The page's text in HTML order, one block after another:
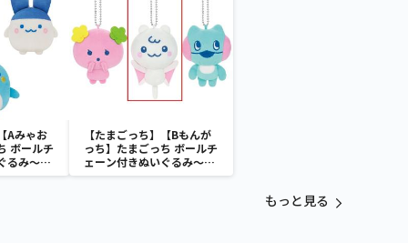
Aみゃお
ボールチ
るみ～
～
【たまごっち】【Bもんが
っち】たまごっち ボールチ
ェーン付きぬいぐるみ～
Tamagotchi Paradise～
もっと見る